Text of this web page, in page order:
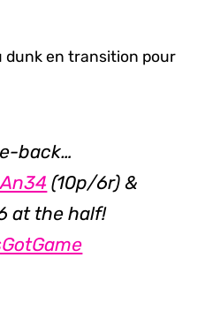
dunk en transition pour
back…
(10p/6r) &
at the half!